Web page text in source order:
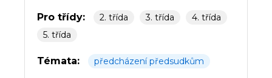
Pro třídy: 2. třída 3. třída
4. třída
5. třída
Témata: předcházení předsudkům